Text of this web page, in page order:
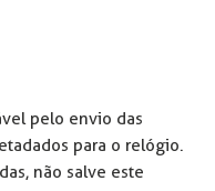
pelo envio das
para o relógio.
não salve este